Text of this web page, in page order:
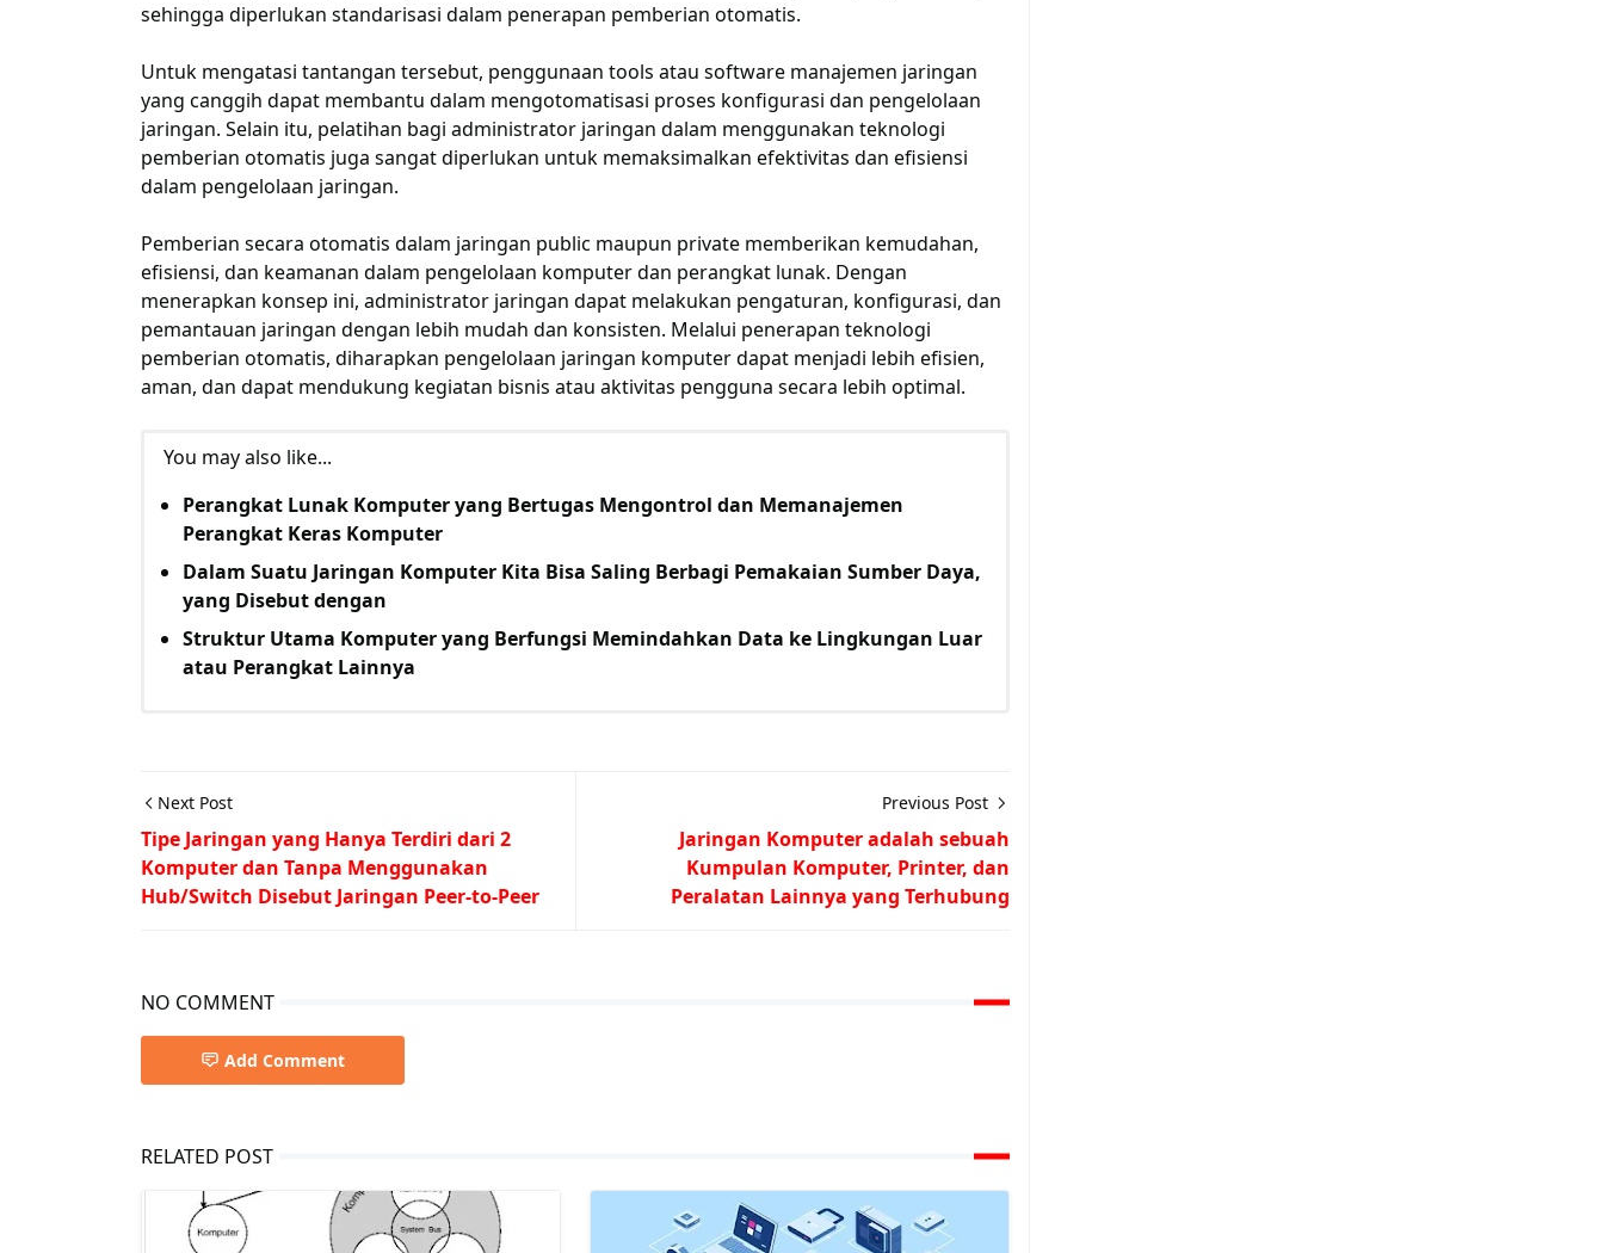
sehingga diperlukan standarisasi dalam penerapan pemberian otomatis.
Untuk mengatasi tantangan tersebut, penggunaan tools atau software manajemen jaringan
yang canggih dapat membantu dalam mengotomatisasi proses konfigurasi dan pengelolaan
jaringan. Selain itu, pelatihan bagi administrator jaringan dalam menggunakan teknologi
pemberian otomatis juga sangat diperlukan untuk memaksimalkan efektivitas dan efisiensi
dalam pengelolaan jaringan.
Pemberian secara otomatis dalam jaringan public maupun private memberikan kemudahan,
efisiensi, dan keamanan dalam pengelolaan komputer dan perangkat lunak. Dengan
menerapkan konsep ini, administrator jaringan dapat melakukan pengaturan, konfigurasi, dan
pemantauan jaringan dengan lebih mudah dan konsisten. Melalui penerapan teknologi
pemberian otomatis, diharapkan pengelolaan jaringan komputer dapat menjadi lebih efisien,
aman, dan dapat mendukung kegiatan bisnis atau aktivitas pengguna secara lebih optimal.
You may also like...
Perangkat Lunak Komputer yang Bertugas Mengontrol dan Memanajemen
Perangkat Keras Komputer
Dalam Suatu Jaringan Komputer Kita Bisa Saling Berbagi Pemakaian Sumber Daya,
yang Disebut dengan
Struktur Utama Komputer yang Berfungsi Memindahkan Data ke Lingkungan Luar
atau Perangkat Lainnya
Next Post
Tipe Jaringan yang Hanya Terdiri dari 2
Komputer dan Tanpa Menggunakan
Hub/Switch Disebut Jaringan Peer-to-Peer
Previous Post
Jaringan Komputer adalah sebuah
Kumpulan Komputer, Printer, dan
Peralatan Lainnya yang Terhubung
NO COMMENT
Add Comment
RELATED POST